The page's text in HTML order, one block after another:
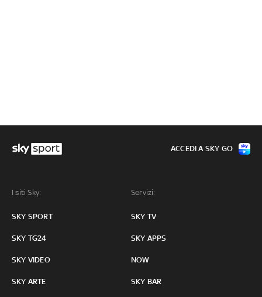
I siti Sky:
SKY SPORT
SKY TG24
SKY VIDEO
SKY ARTE
Servizi:
SKY TV
SKY APPS
NOW
SKY BAR
ACCEDI A SKY GO